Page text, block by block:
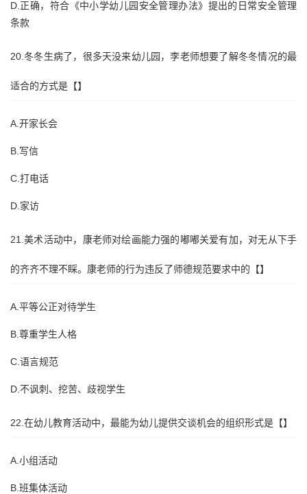
D.正确，符合《中小学幼儿园安全管理办法》提出的日常安全管理
条款
20.冬冬生病了，很多天没来幼儿园，李老师想要了解冬冬情况的最
适合的方式是【】
A.开家长会
B.写信
C.打电话
D.家访
21.美术活动中，康老师对绘画能力强的嘟嘟关爱有加，对无从下手
的齐齐不理不睬。康老师的行为违反了师德规范要求中的【】
A.平等公正对待学生
B.尊重学生人格
C.语言规范
D.不讽刺、挖苦、歧视学生
22.在幼儿教育活动中，最能为幼儿提供交谈机会的组织形式是【】
A.小组活动
B.班集体活动